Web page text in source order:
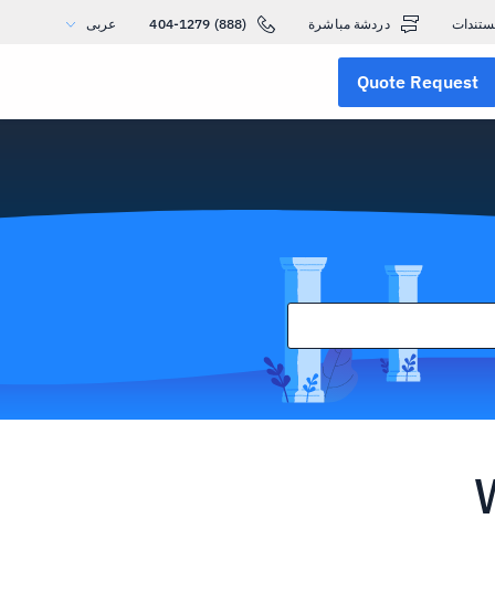
دردشة مباشرة (888) 404-1279 عربى
Quote Request